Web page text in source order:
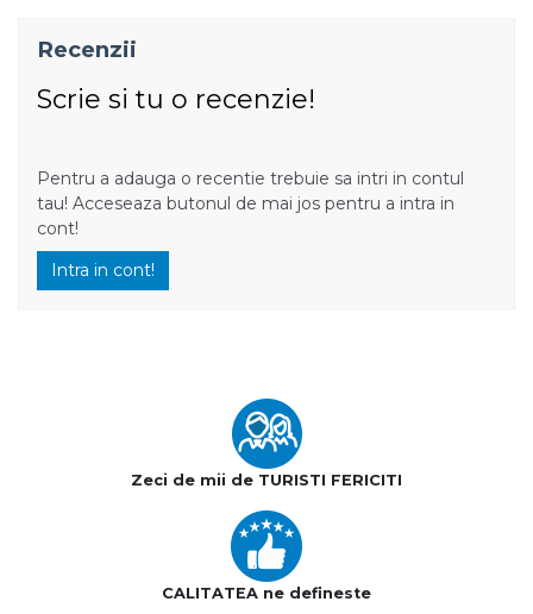
Recenzii
Scrie si tu o recenzie!
Pentru a adauga o recentie trebuie sa intri in contul
tau! Acceseaza butonul de mai jos pentru a intra in
cont!
Intra in cont!
Zeci de mii de TURISTI FERICITI
CALITATEA ne defineste